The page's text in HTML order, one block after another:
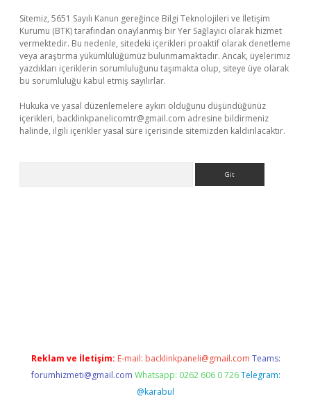
Sitemiz, 5651 Sayılı Kanun gereğince Bilgi Teknolojileri ve İletişim
Kurumu (BTK) tarafından onaylanmış bir Yer Sağlayıcı olarak hizmet
vermektedir. Bu nedenle, sitedeki içerikleri proaktif olarak denetleme
veya araştırma yükümlülüğümüz bulunmamaktadır. Ancak, üyelerimiz
yazdıkları içeriklerin sorumluluğunu taşımakta olup, siteye üye olarak
bu sorumluluğu kabul etmiş sayılırlar.
Hukuka ve yasal düzenlemelere aykırı olduğunu düşündüğünüz
içerikleri, backlinkpanelicomtr@gmail.com adresine bildirmeniz
halinde, ilgili içerikler yasal süre içerisinde sitemizden kaldırılacaktır.
Reklam ve İletişim: E-mail: backlinkpaneli@gmail.com Teams:
forumhizmeti@gmail.com Whatsapp: 0262 606 0 726 Telegram:
@karabul